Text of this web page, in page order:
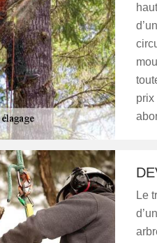
prix
Le